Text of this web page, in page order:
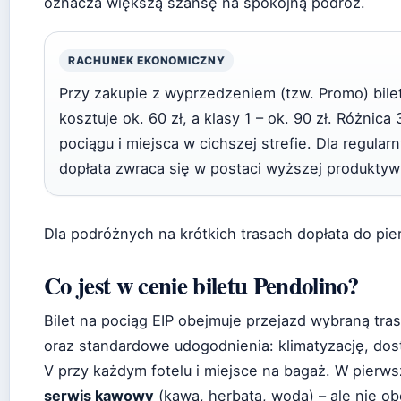
RACHUNEK EKONOMICZNY
Przy zakupie z wyprzedzeniem (tzw. Promo)
kosztuje ok. 60 zł, a klasy 1 – ok. 90 zł.
pociągu i miejsca w cichszej strefie. Dla
dopłata zwraca się w postaci wyższej
Dla podróżnych na krótkich trasach dopłata do
Co jest w cenie biletu Pendolino?
Bilet na pociąg EIP obejmuje przejazd wybraną
oraz standardowe udogodnienia: klimatyzację,
V przy każdym fotelu i miejsce na bagaż. W
serwis kawowy (kawa, herbata, woda) – ale nie